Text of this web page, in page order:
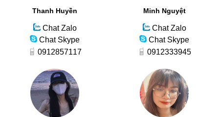
Thanh Huyền
Chat Zalo
Chat Skype
0912857117
Minh Nguyệt
Chat Zalo
Chat Skype
0912333945